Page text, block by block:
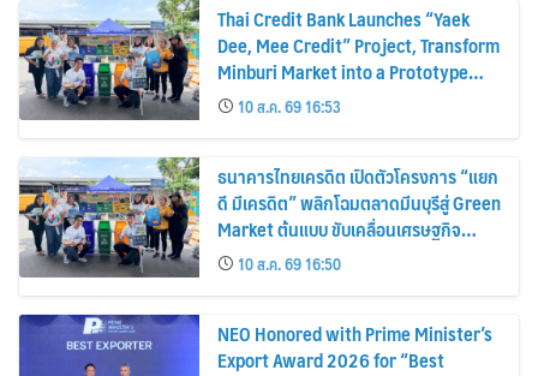
Thai Credit Bank Launches “Yaek
Dee, Mee Credit” Project, Transform
Minburi Market into a Prototype
Green Market, Driving the Circular
Economy and Turning Waste into
Extra Income for Vendors
10 ส.ค. 69 16:53
ธนาคารไทยเครดิต เปิดตัวโครงการ “แยก
ดี มีเครดิต” พลิกโฉมตลาดมีนบุรีสู่ Green
Market ต้นแบบ ขับเคลื่อนเศรษฐกิจ
หมุนเวียน พลิกขยะสร้างรายได้เสริมให้ผู้
ค้า
10 ส.ค. 69 16:50
NEO Honored with Prime Minister’s
Export Award 2026 for “Best